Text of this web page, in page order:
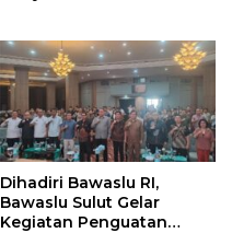
Digital Terbaik
Dihadiri Bawaslu RI,
Bawaslu Sulut Gelar
Kegiatan Penguatan